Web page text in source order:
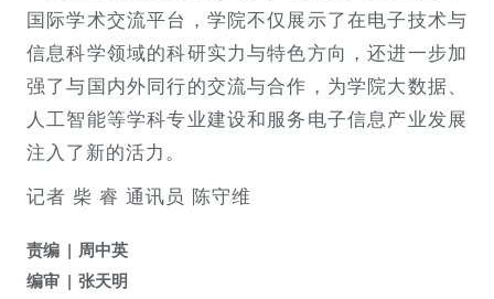
国际学术交流平台，学院不仅展示了在电子技术与
信息科学领域的科研实力与特色方向，还进一步加
强了与国内外同行的交流与合作，为学院大数据、
人工智能等学科专业建设和服务电子信息产业发展
注入了新的活力。
记者 柴 睿 通讯员 陈守维
责编
周中英
编审
张天明